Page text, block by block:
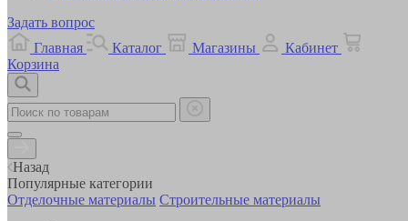
Задать вопрос
Главная
Каталог Магазины
Кабинет
Корзина
Назад
Популярные категории
Отделочные материалы Строительные материалы